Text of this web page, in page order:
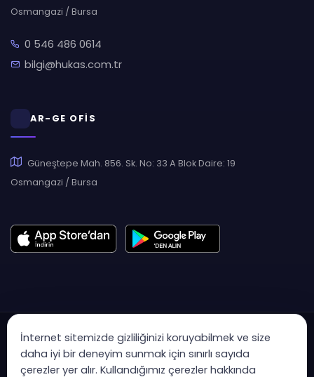
Osmangazi / Bursa
0 546 486 0614
bilgi@hukas.com.tr
AR-GE OFİS
Güneştepe Mah. 856. Sk. No: 33 A Blok Daire: 19
Osmangazi / Bursa
İnternet sitemizde gizliliğinizi koruyabilmek ve size
daha iyi bir deneyim sunmak için sınırlı sayıda
çerezler yer alır. Kullandığımız çerezler hakkında